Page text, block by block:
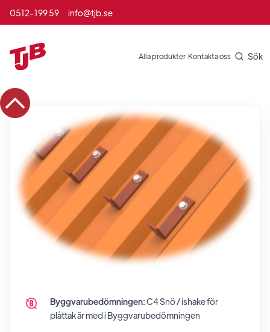
0512-199 59 info@tjb.se
Alla produkter Kontakta oss Sök
Byggvarubedömningen:C4 Snö / ishake för
plåttakär med i Byggvarubedömningen